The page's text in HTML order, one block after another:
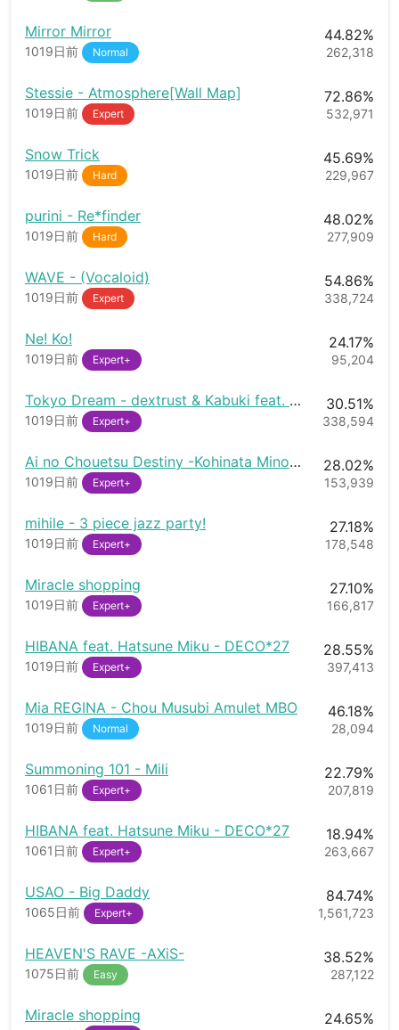
Mirror Mirror
1019日前 Normal
44.82%
262,318
Stessie - Atmosphere[Wall Map]
1019日前 Expert
72.86%
532,971
Snow Trick
1019日前 Hard
45.69%
229,967
purini - Re*finder
1019日前 Hard
48.02%
277,909
WAVE - (Vocaloid)
1019日前 Expert
54.86%
338,724
Ne! Ko!
1019日前 Expert+
24.17%
95,204
Tokyo Dream - dextrust & Kabuki feat. Zeru (Kotori Remix) [JERSEYTENSAI Edit]
1019日前 Expert+
30.51%
338,594
Ai no Chouetsu Destiny -Kohinata Minori-
1019日前 Expert+
28.02%
153,939
mihile - 3 piece jazz party!
1019日前 Expert+
27.18%
178,548
Miracle shopping
1019日前 Expert+
27.10%
166,817
HIBANA feat. Hatsune Miku - DECO*27
1019日前 Expert+
28.55%
397,413
Mia REGINA - Chou Musubi Amulet MBO
1019日前 Normal
46.18%
28,094
Summoning 101 - Mili
1061日前 Expert+
22.79%
207,819
HIBANA feat. Hatsune Miku - DECO*27
1061日前 Expert+
18.94%
263,667
USAO - Big Daddy
1065日前 Expert+
84.74%
1,561,723
HEAVEN'S RAVE -AXiS-
1075日前 Easy
38.52%
287,122
Miracle shopping 24.65%